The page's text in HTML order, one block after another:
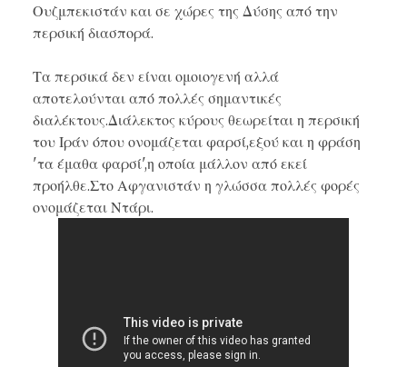
Ουζμπεκιστάν και σε χώρες της Δύσης από την
περσική διασπορά.
Τα περσικά δεν είναι ομοιογενή αλλά
αποτελούνται από πολλές σημαντικές
διαλέκτους.Διάλεκτος κύρους θεωρείται η περσική
του Ιράν όπου ονομάζεται φαρσί,εξού και η φράση
'τα έμαθα φαρσί',η οποία μάλλον από εκεί
προήλθε.Στο Αφγανιστάν η γλώσσα πολλές φορές
ονομάζεται Ντάρι.